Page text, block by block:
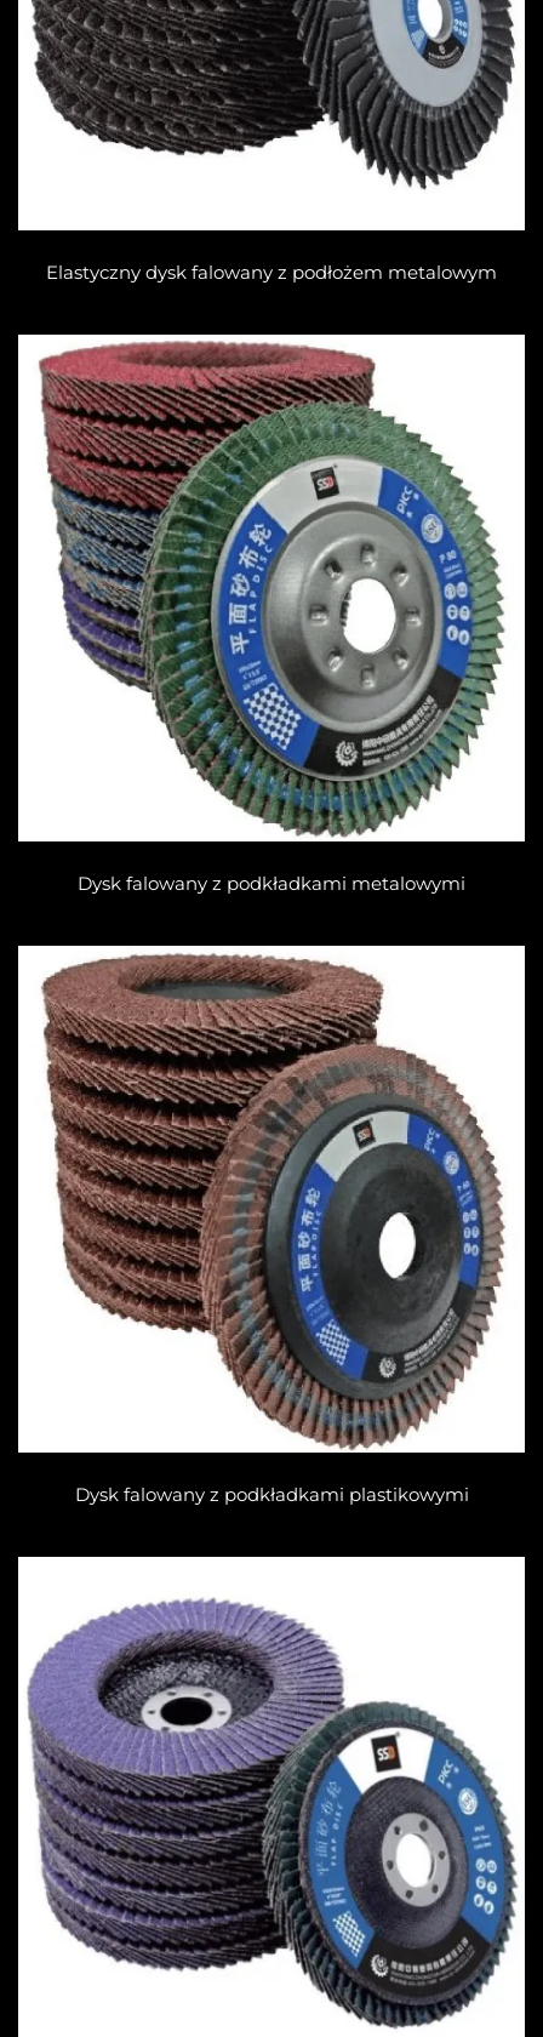
Elastyczny dysk falowany z podłożem metalowym
Dysk falowany z podkładkami metalowymi
Dysk falowany z podkładkami plastikowymi